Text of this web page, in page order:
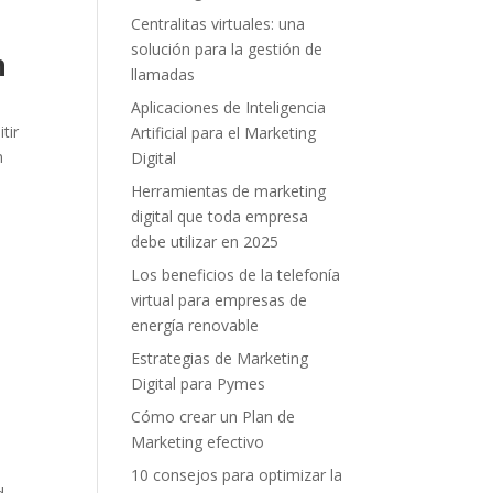
Centralitas virtuales: una
solución para la gestión de
llamadas
Aplicaciones de Inteligencia
Artificial para el Marketing
Digital
Herramientas de marketing
digital que toda empresa
debe utilizar en 2025
Los beneficios de la telefonía
virtual para empresas de
energía renovable
Estrategias de Marketing
Digital para Pymes
Cómo crear un Plan de
Marketing efectivo
10 consejos para optimizar la